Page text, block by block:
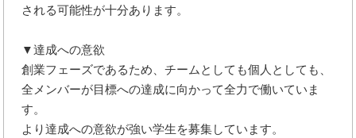
される可能性が十分あります。
▼達成への意欲
創業フェーズであるため、チームとしても個人としても、
全メンバーが目標への達成に向かって全力で働いていま
す。
より達成への意欲が強い学生を募集しています。